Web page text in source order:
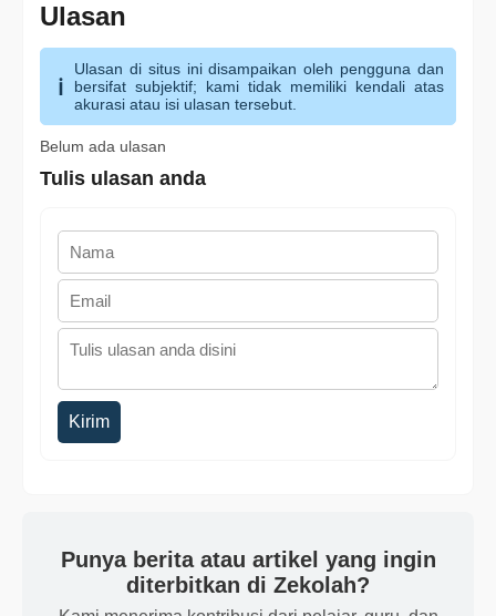
Ulasan
Ulasan di situs ini disampaikan oleh pengguna dan
bersifat subjektif; kami tidak memiliki kendali atas
akurasi atau isi ulasan tersebut.
Belum ada ulasan
Tulis ulasan anda
Kirim
Punya berita atau artikel yang ingin
diterbitkan di Zekolah?